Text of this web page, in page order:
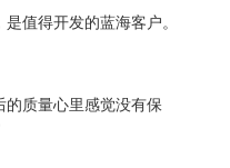
值得开发的蓝海客户。
质量心里感觉没有保